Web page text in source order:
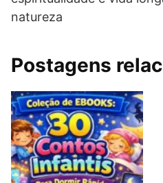
natureza
Postagens